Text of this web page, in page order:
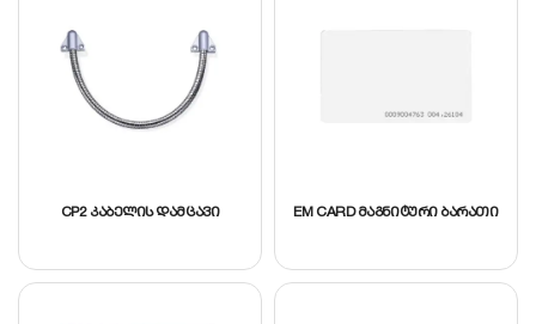
CP2 კაბელის დამცავი EM CARD მაგნიტური ბარათი